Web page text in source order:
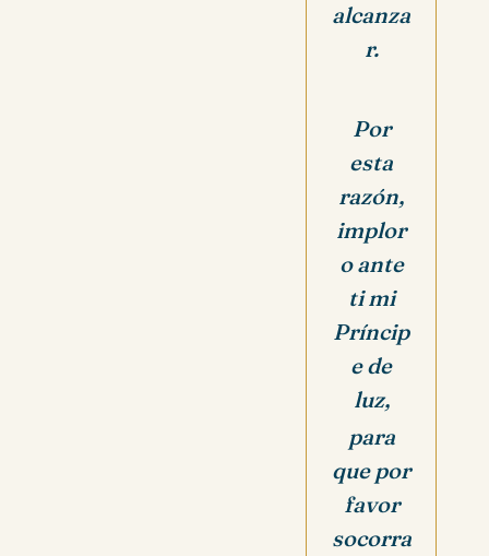
alcanza
r.
Por
esta
razón,
implor
o ante
ti mi
Príncip
e de
luz,
para
que por
favor
socorra